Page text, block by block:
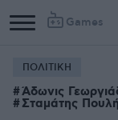
Games
ΠΟΛΙΤΙΚΗ
Άδωνις
Σταμάτης